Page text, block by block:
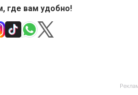
где вам удобно!